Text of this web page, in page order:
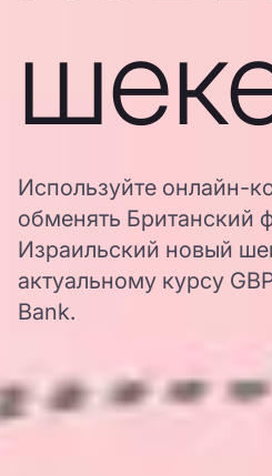
Используйте онлайн-
обменять Британский
Израильский новый
актуальному курсу
Bank.